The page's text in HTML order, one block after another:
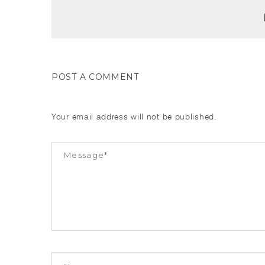
POST A COMMENT
Your email address will not be published.